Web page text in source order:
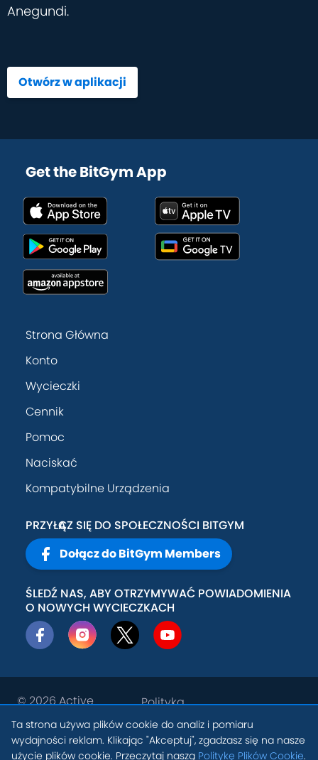
Anegundi.
Otwórz w aplikacji
Get the BitGym App
Strona Główna
Konto
Wycieczki
Cennik
Pomoc
Naciskać
Kompatybilne Urządzenia
PRZYŁĄCZ SIĘ DO SPOŁECZNOŚCI BITGYM
Dołącz do BitGym Members
ŚLEDŹ NAS, ABY OTRZYMYWAĆ POWIADOMIENIA
O NOWYCH WYCIECZKACH
© 2026Active
Polityka
prywatności
Warunki
Ustawienia Plików
PL
Ta strona używa plików cookie do analiz i pomiaru
wydajności reklam. Klikając "Akceptuj", zgadzasz się na nasze
użycie plików cookie. Przeczytaj naszą Politykę Plików Cookie.